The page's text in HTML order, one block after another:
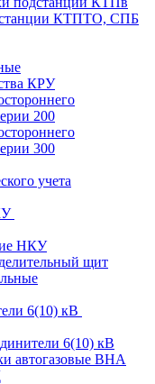
станции КТПТО, СПБ
КРУ
200
300
учета
НКУ
щит
6(10) кВ
6(10) кВ
автогазовые ВНА